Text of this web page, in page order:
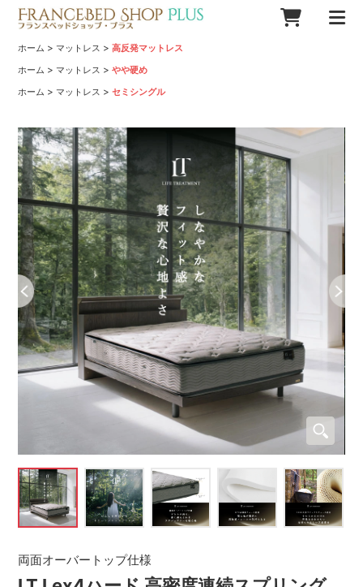
ホーム > マットレス >高反発マットレス
ホーム > マットレス >やや硬め
ホーム > マットレス >セミシングル
両面オーバートップ仕様